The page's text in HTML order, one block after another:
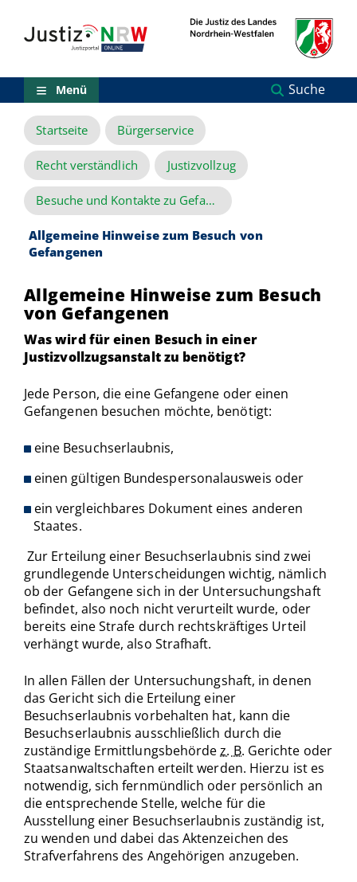
Inhalt
(Sprungmarken)
Menü
Zur
Suche
Zur
NRW-
Entscheidungssuche
Zur
Hauptnavigation
Zum
aktuellen
Inhalt
Zu
Links
zu
einzelnen
Seiten
Menü Suche
Startseite Bürgerservice
Recht verständlich Justizvollzug
Besuche und Kontakte zu Gefangenen
Allgemeine Hinweise zum Besuch von
Gefangenen
Allgemeine Hinweise zum Besuch
von Gefangenen
Was wird für einen Besuch in einer
Justizvollzugsanstalt zu benötigt?
Jede Person, die eine Gefangene oder einen
Gefangenen besuchen möchte, benötigt:
eine Besuchserlaubnis,
einen gültigen Bundespersonalausweis oder
ein vergleichbares Dokument eines anderen
Staates.
Zur Erteilung einer Besuchserlaubnis sind zwei
grundlegende Unterscheidungen wichtig, nämlich
ob der Gefangene sich in der Untersuchungshaft
befindet, also noch nicht verurteilt wurde, oder
bereits eine Strafe durch rechtskräftiges Urteil
verhängt wurde, also Strafhaft.
In allen Fällen der Untersuchungshaft, in denen
das Gericht sich die Erteilung einer
Besuchserlaubnis vorbehalten hat, kann die
Besuchserlaubnis ausschließlich durch die
zuständige Ermittlungsbehördez. B. Gerichte oder
Staatsanwaltschaften erteilt werden. Hierzu ist es
notwendig, sich fernmündlich oder persönlich an
die entsprechende Stelle, welche für die
Ausstellung einer Besuchserlaubnis zuständig ist,
zu wenden und dabei das Aktenzeichen des
Strafverfahrens des Angehörigen anzugeben.